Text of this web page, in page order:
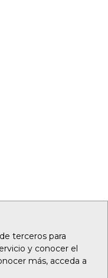
terceros para
y conocer el
más, acceda a